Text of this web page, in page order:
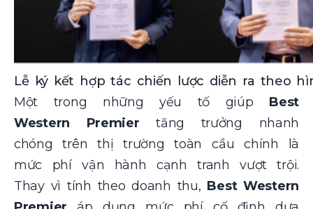
Lễ ký kết hợp tác chiến lược diễn ra theo
Một trong những yếu tố giúp Best
Western Premiertăng trưởng nhanh
chóng trên thị trường toàn cầu chính là
mức phí vận hành cạnh tranh vượt trội.
Thay vì tính theo doanh thu, Best Western